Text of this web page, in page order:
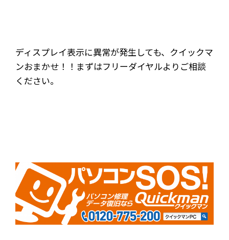
ディスプレイ表示に異常が発生しても、クイックマ
ンおまかせ！！まずはフリーダイヤルよりご相談
ください。